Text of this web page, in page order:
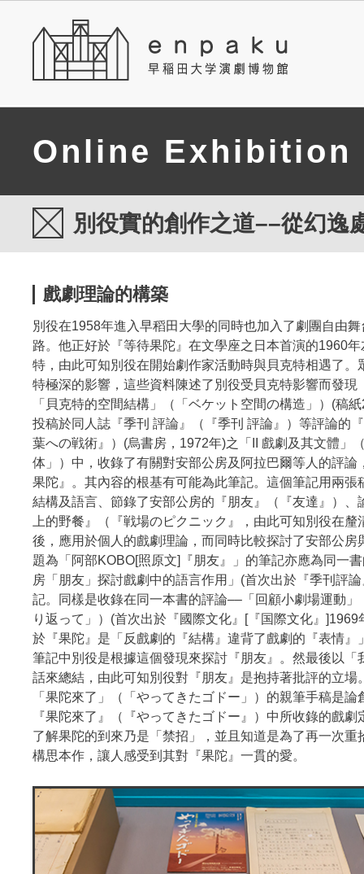
Online Exhibition
別役實的創作之道––從幻逸
戲劇理論的構築
別役在1958年進入早稻田大學的同時也加入了劇團自由
路。他正好於『等待果陀』在文學座之日本首演的1960
特，由此可知別役在開始劇作家活動時與貝克特相遇了。
特極深的影響，這些資料陳述了別役受貝克特影響而發現
「貝克特的空間結構」（「ベケット空間の構造」）(稿
投稿於同人誌『季刊 評論』（『季刊 評論』）等評論的
葉への戦術』）(烏書房，1972年)之「II 戲劇及其文體」
体」）中，收錄了有關對安部公房及阿拉巴爾等人的評論
果陀』。其內容的根基有可能為此筆記。這個筆記用兩張
結構及語言、節錄了安部公房的『朋友』（『友達』）、
上的野餐』（『戦場のピクニック』，由此可知別役在
後，應用於個人的戲劇理論，而同時比較探討了安部公房
題為「阿部KOBO[照原文]『朋友』」的筆記亦應為同一
房「朋友」探討戲劇中的語言作用」(首次出於『季刊評
記。同樣是收錄在同一本書的評論––「回顧小劇場運動」
り返って」）(首次出於『國際文化』[『国際文化』]1969
於『果陀』是「反戲劇的『結構』違背了戲劇的『表情』
筆記中別役是根據這個發現來探討『朋友』。然最後以「
話來總結，由此可知別役對『朋友』是抱持著批評的立場
「果陀來了」（「やってきたゴドー」）的親筆手稿是
『果陀來了』（『やってきたゴドー』）中所收錄的戲
了解果陀的到來乃是「禁招」，並且知道是為了再一次重
構思本作，讓人感受到其對『果陀』一貫的愛。